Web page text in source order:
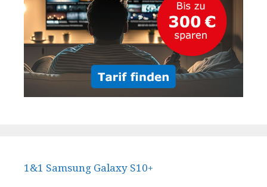
1&1 Samsung Galaxy S10+